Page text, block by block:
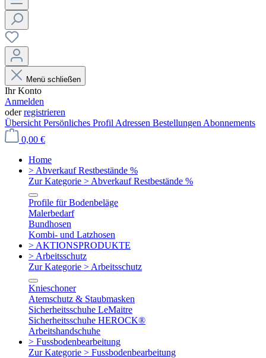
Menü schließen
Ihr Konto
Anmelden
oderregistrieren
Übersicht Persönliches Profil Adressen Bestellungen Abonnements
0,00 €
Home
> Abverkauf Restbestände %
Zur Kategorie > Abverkauf Restbestände %
Profile für Bodenbeläge
Malerbedarf
Bundhosen
Kombi- und Latzhosen
> AKTIONSPRODUKTE
> Arbeitsschutz
Zur Kategorie > Arbeitsschutz
Knieschoner
Atemschutz & Staubmasken
Sicherheitsschuhe LeMaitre
Sicherheitsschuhe HEROCK®
Arbeitshandschuhe
> Fussbodenbearbeitung
Zur Kategorie > Fussbodenbearbeitung